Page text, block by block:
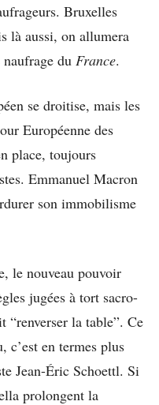
Bruxelles
là aussi, on allumera
du France.
se droitise, mais les
Européenne des
place, toujours
Emmanuel Macron
son immobilisme
le nouveau pouvoir
jugées à tort sacro-
“renverser la table”. Ce
c’est en termes plus
Jean-Éric Schoettl. Si
prolongent la